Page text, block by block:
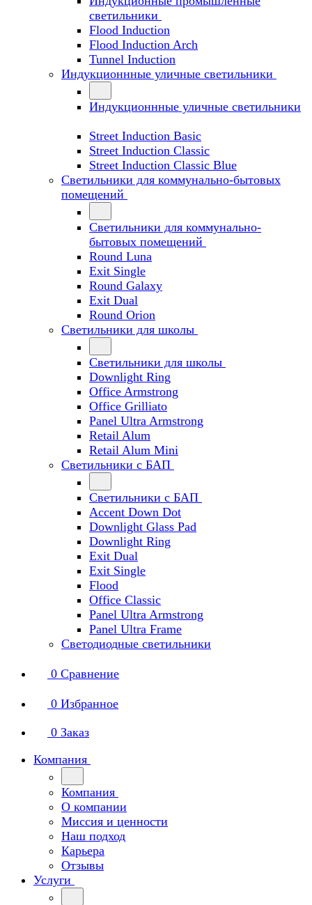
светильники
Flood Induction
Flood Induction Arch
Tunnel Induction
Индукционнные уличные светильники
Индукционнные уличные светильники
Street Induction Basic
Street Induction Classic
Street Induction Classic Blue
Светильники для коммунально-бытовых
помещений
Светильники для коммунально-
бытовых помещений
Round Luna
Exit Single
Round Galaxy
Exit Dual
Round Orion
Светильники для школы
Светильники для школы
Downlight Ring
Office Armstrong
Office Grilliato
Panel Ultra Armstrong
Retail Alum
Retail Alum Mini
Светильники с БАП
Светильники с БАП
Accent Down Dot
Downlight Glass Pad
Downlight Ring
Exit Dual
Exit Single
Flood
Office Classic
Panel Ultra Armstrong
Panel Ultra Frame
Светодиодные светильники
0 Сравнение
0 Избранное
0 Заказ
Компания
Компания
О компании
Миссия и ценности
Наш подход
Карьера
Отзывы
Услуги